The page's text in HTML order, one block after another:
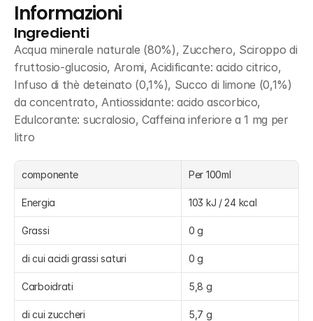
Informazioni
Ingredienti
Acqua minerale naturale (80%), Zucchero, Sciroppo di
fruttosio-glucosio, Aromi, Acidificante: acido citrico,
Infuso di thè deteinato (0,1%), Succo di limone (0,1%)
da concentrato, Antiossidante: acido ascorbico,
Edulcorante: sucralosio, Caffeina inferiore a 1 mg per
litro
componente Per 100ml
Energia 103 kJ / 24 kcal
Grassi 0 g
di cui acidi grassi saturi 0 g
Carboidrati 5,8 g
di cui zuccheri 5,7 g